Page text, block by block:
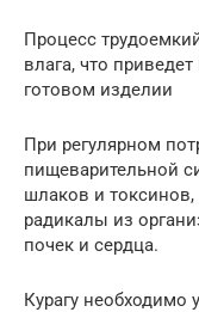
Процесс
влага, что
готовом изделии
При регулярном
пищеварительной
шлаков и
радикалы из
почек и сердца.
Курагу необходимо